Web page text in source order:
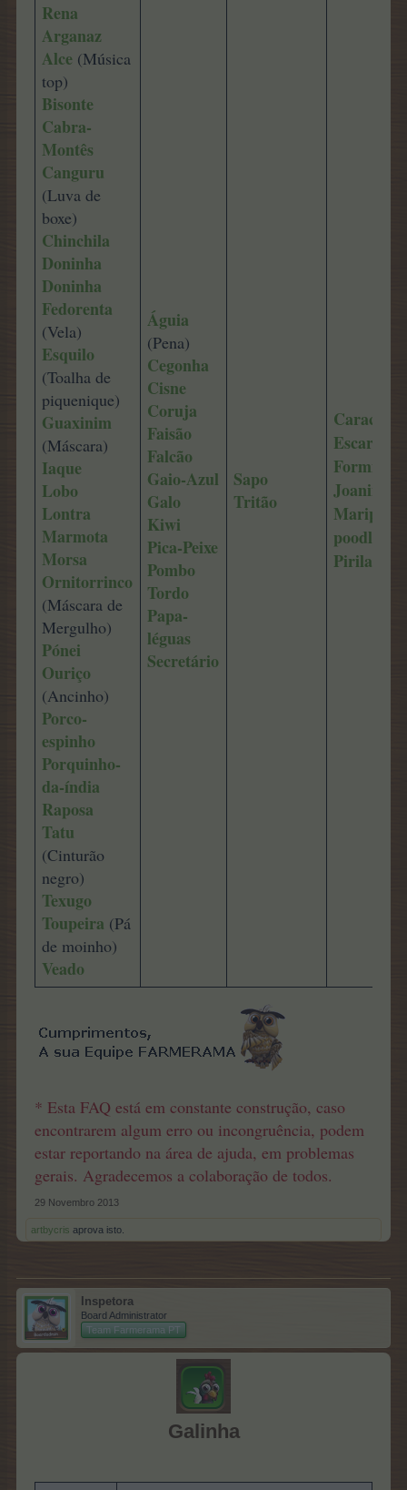
Rena
Arganaz
Alce (Música
top)
Bisonte
Cabra-
Montês
Canguru
(Luva de
boxe)
Chinchila
Doninha
Doninha
Fedorenta
(Vela)
Esquilo
(Toalha de
piquenique)
Guaxinim
(Máscara)
Iaque
Lobo
Lontra
Marmota
Morsa
Ornitorrinco
(Máscara de
Mergulho)
Pónei
Ouriço
(Ancinho)
Porco-
espinho
Porquinho-
da-índia
Raposa
Tatu
(Cinturão
negro)
Texugo
Toupeira (Pá
de moinho)
Veado
Águia
(Pena)
Cegonha
Cisne
Coruja
Faisão
Falcão
Gaio-Azul
Galo
Kiwi
Pica-Peixe
Pombo
Tordo
Papa-
léguas
Secretário
Sapo
Tritão
Caracol
Formiga
Joaninha
Mariposa-
poodle
Pirilampo
* Esta FAQ está em constante construção, caso
encontrarem algum erro ou incongruência, podem
estar reportando na área de ajuda, em problemas
gerais. Agradecemos a colaboração de todos.
29 Novembro 2013
artbycris aprova isto.
Inspetora
Board Administrator
Team Farmerama PT
Galinha